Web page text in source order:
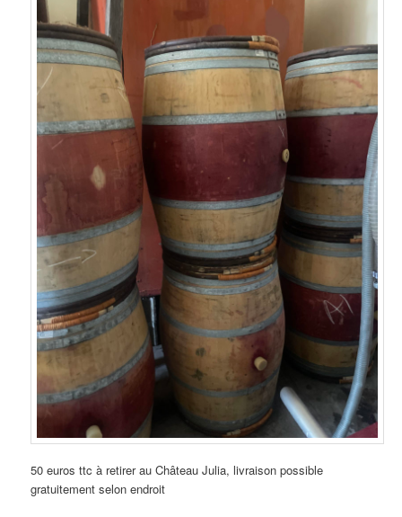
50 euros ttc à retirer au Château Julia, livraison possible
gratuitement selon endroit